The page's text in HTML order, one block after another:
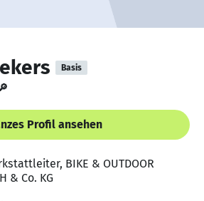
Basis
Profil ansehen
BIKE & OUTDOOR
& Co. KG